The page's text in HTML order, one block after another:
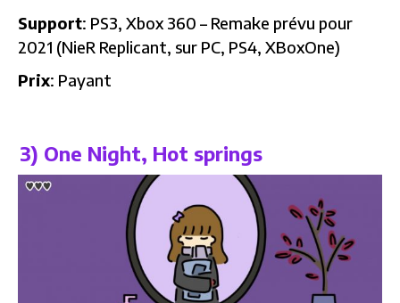
Support: PS3, Xbox 360 – Remake prévu pour
2021 (NieR Replicant, sur PC, PS4, XBoxOne)
Prix: Payant
3) One Night, Hot springs